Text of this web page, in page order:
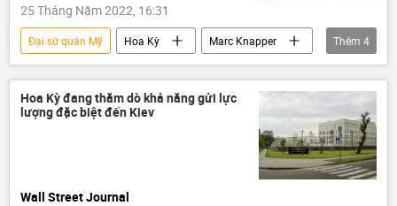
25 Tháng Năm 2022, 16:31
Đại sứ quán Mỹ Hoa Kỳ
Marc Knapper
Việt Nam
ASEAN
đại sứ
Biển Hoa Đông
Thêm 4
Hoa Kỳ đang thăm dò khả năng gửi lực
lượng đặc biệt đến Kiev
Wall Street Journal